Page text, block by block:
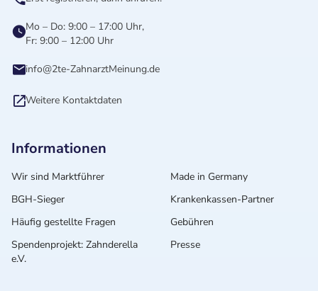
Mo – Do: 9:00 – 17:00 Uhr,
Fr: 9:00 – 12:00 Uhr
info@2te-ZahnarztMeinung.de
Weitere Kontaktdaten
Informationen
Wir sind Marktführer
Made in Germany
BGH-Sieger
Krankenkassen-Partner
Häufig gestellte Fragen
Gebühren
Spendenprojekt: Zahnderella
e.V.
Presse